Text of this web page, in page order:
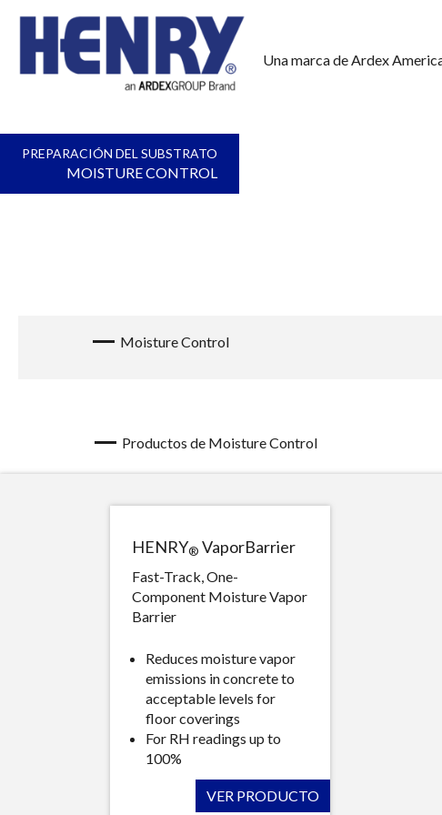
Una marca de Ardex
PREPARACIÓN DEL SUBSTRATO
MOISTURE CONTROL
Moisture Control
Productos de Moisture Control
HENRY® VaporBarrier
Fast-Track, One-
Component Moisture Vapor
Barrier
Reduces moisture vapor
emissions in concrete to
acceptable levels for
floor coverings
For RH readings up to
100%
VER PRODUCTO